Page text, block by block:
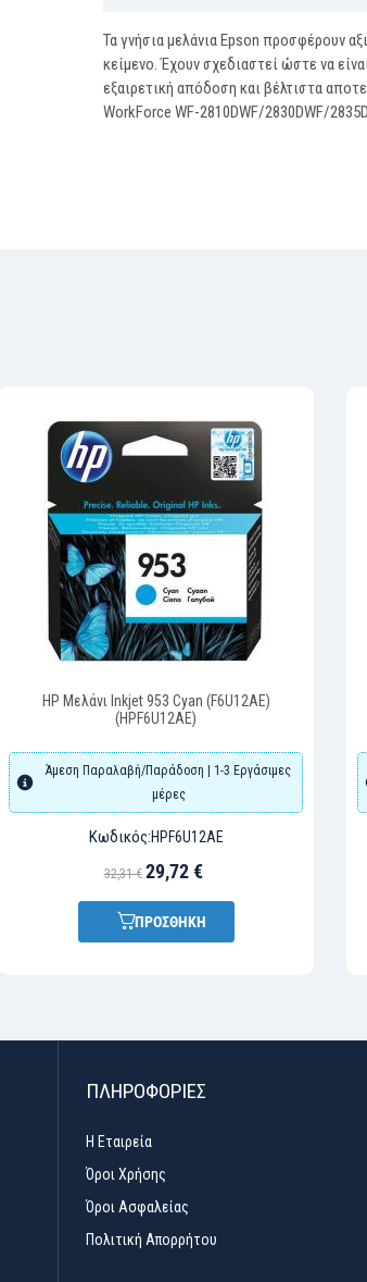
Τα γνήσια μελάνια Epson προσφέρουν
κείμενο. Έχουν σχεδιαστεί ώστε να
εξαιρετική απόδοση και βέλτιστα
WorkForce WF-2810DWF/2830DWF/
HP Μελάνι Inkjet 953 Cyan (F6U12AE)
(HPF6U12AE)
Άμεση Παραλαβή/Παράδοση | 1-3 Εργάσιμες
μέρες
Κωδικός:HPF6U12AE
32,31 € 29,72 €
ΠΡΟΣΘΗΚΗ
ΠΛΗΡΟΦΟΡΙΕΣ
Η Εταιρεία
Όροι Χρήσης
Όροι Ασφαλείας
Πολιτική Απορρήτου